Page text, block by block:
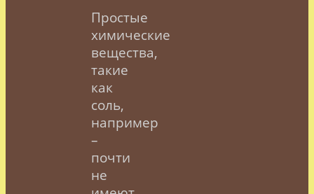
Простые
химические
вещества,
такие
как
соль,
например
–
почти
не